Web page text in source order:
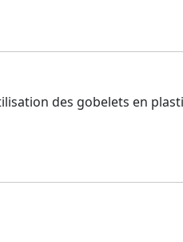
des gobelets en